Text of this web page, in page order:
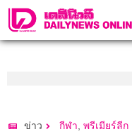
ข่าว กีฬา, พรีเมียร์ลีก